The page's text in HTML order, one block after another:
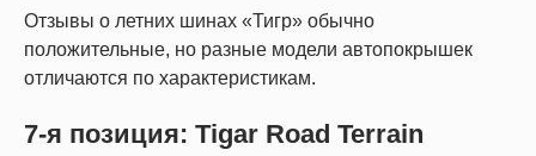
Отзывы о летних шинах «Тигр» обычно
положительные, но разные модели автопокрышек
отличаются по характеристикам.
7-я позиция: Tigar Road Terrain